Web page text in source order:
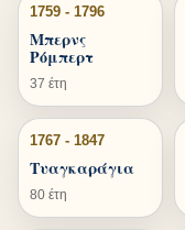
1759 - 1796
Μπερνς
Ρόμπερτ
37 έτη
1767 - 1847
Τυαγκαράγια
80 έτη